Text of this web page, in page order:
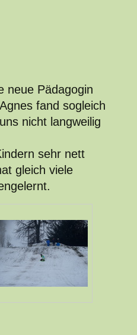
neue Pädagogin
fand sogleich
nicht langweilig
sehr nett
gleich viele